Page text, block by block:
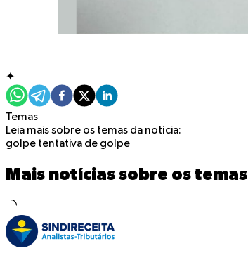
✦
Temas
Leia mais sobre os temas da notícia:
golpe tentativa de golpe
Mais notícias sobre os temas